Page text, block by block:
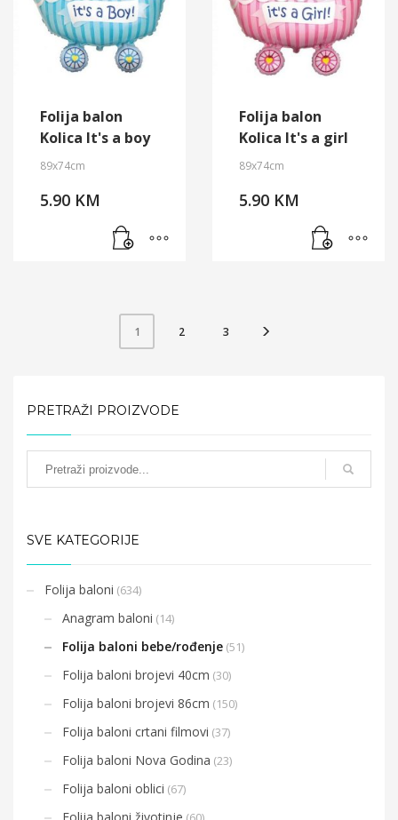
Folija balon
Kolica It's a boy
89x74cm
5.90 KM
Folija balon
Kolica It's a girl
89x74cm
5.90 KM
1 2 3
PRETRAŽI PROIZVODE
SVE KATEGORIJE
Folija baloni (634)
Anagram baloni (14)
Folija baloni bebe/rođenje (51)
Folija baloni brojevi 40cm (30)
Folija baloni brojevi 86cm (150)
Folija baloni crtani filmovi (37)
Folija baloni Nova Godina (23)
Folija baloni oblici (67)